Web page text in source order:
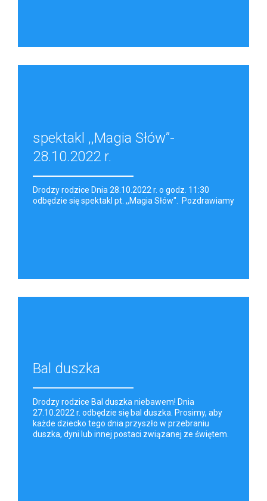
spektakl ,,Magia Słów”-
28.10.2022 r.
Drodzy rodzice Dnia 28.10.2022 r. o godz. 11:30
odbędzie się spektakl pt. ,,Magia Słów". Pozdrawiamy
Bal duszka
Drodzy rodzice Bal duszka niebawem! Dnia
27.10.2022 r. odbędzie się bal duszka. Prosimy, aby
każde dziecko tego dnia przyszło w przebraniu
duszka, dyni lub innej postaci związanej ze świętem.